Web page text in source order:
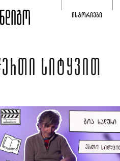
ᲘᲡᲢᲝᲠᲘᲔᲑᲘ
ᲡᲘᲢᲧᲕᲘᲗ